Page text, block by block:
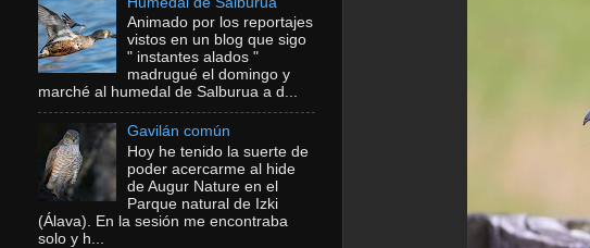
Animado por los reportajes
vistos en un blog que sigo
" instantes alados "
madrugué el domingo y
marché al humedal de Salburua a d...
Gavilán común
Hoy he tenido la suerte de
poder acercarme al hide
de Augur Nature en el
Parque natural de Izki
(Álava). En la sesión me encontraba
solo y h...